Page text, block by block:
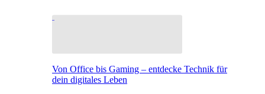
Von Office bis Gaming – entdecke Technik für
dein digitales Leben